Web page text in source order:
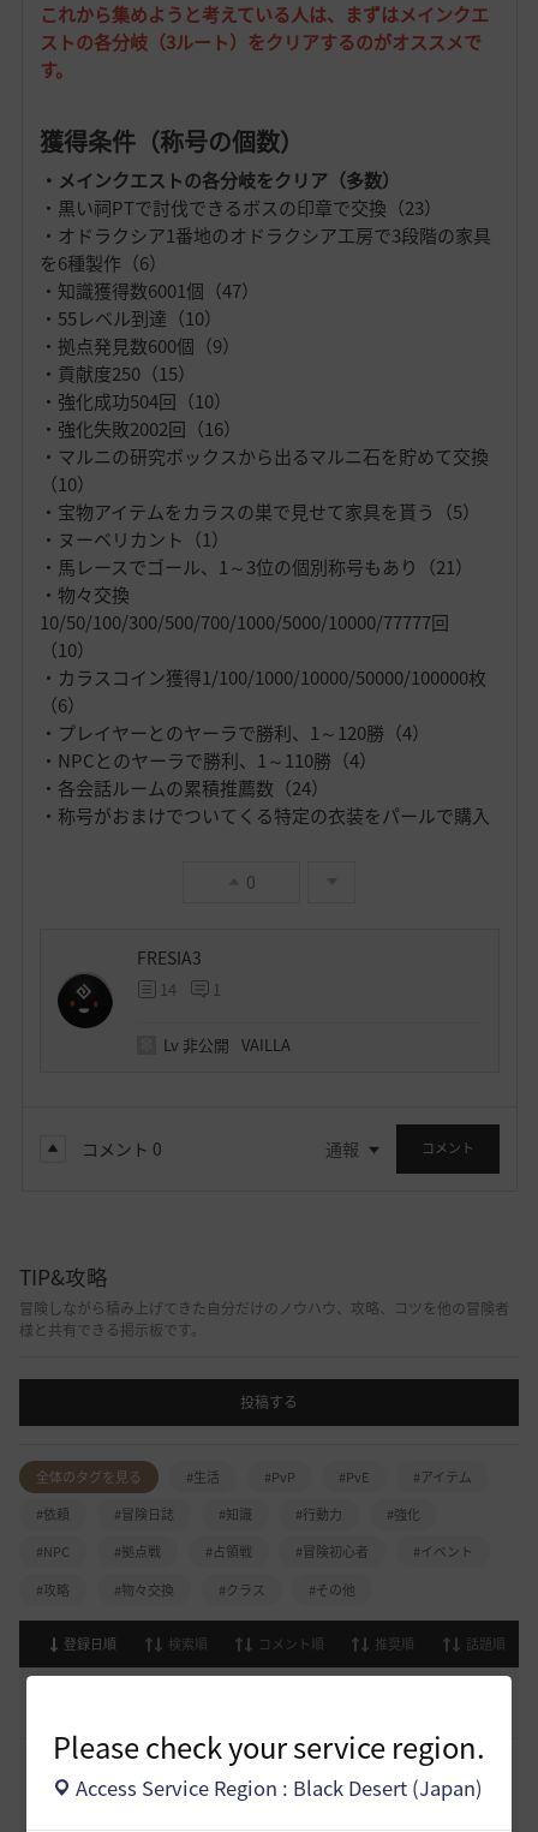
Please check your service region.
Access Service Region : Black Desert (Japan)
これから集めようと考えている人は、まずはメインクエ
ストの各分岐（3ルート）をクリアするのがオススメで
す。
獲得条件（称号の個数）
・メインクエストの各分岐をクリア（多数）
・黒い祠PTで討伐できるボスの印章で交換（23）
・オドラクシア1番地のオドラクシア工房で3段階の家具
を6種製作（6）
・知識獲得数6001個（47）
・55レベル到達（10）
・拠点発見数600個（9）
・貢献度250（15）
・強化成功504回（10）
・強化失敗2002回（16）
・マルニの研究ボックスから出るマルニ石を貯めて交換
（10）
・宝物アイテムをカラスの巣で見せて家具を貰う（5）
・ヌーベリカント（1）
・馬レースでゴール、1～3位の個別称号もあり（21）
・物々交換
10/50/100/300/500/700/1000/5000/10000/77777回
（10）
・カラスコイン獲得1/100/1000/10000/50000/100000枚
（6）
・プレイヤーとのヤーラで勝利、1～120勝（4）
・NPCとのヤーラで勝利、1～110勝（4）
・各会話ルームの累積推薦数（24）
・称号がおまけでついてくる特定の衣装をパールで購入
0
FRESIA3
14 1
Lv 非公開 VAILLA
コメント 0 通報 コメント
TIP&攻略
冒険しながら積み上げてきた自分だけのノウハウ、攻略、コツを他の冒険者
様と共有できる掲示板です。
投稿する
全体のタグを見る #生活 #PvP #PvE
#アイテム
#依頼
#冒険日誌 #知識 #行動力
#強化
#NPC
#拠点戦 #占領戦 #冒険初心者
#イベント
#攻略
#物々交換 #クラス #その他
登録日順 検索順 コメント順 推奨順 話題順
19
黒い砂漠が初めての冒険者の皆様のために準備したA to Z！